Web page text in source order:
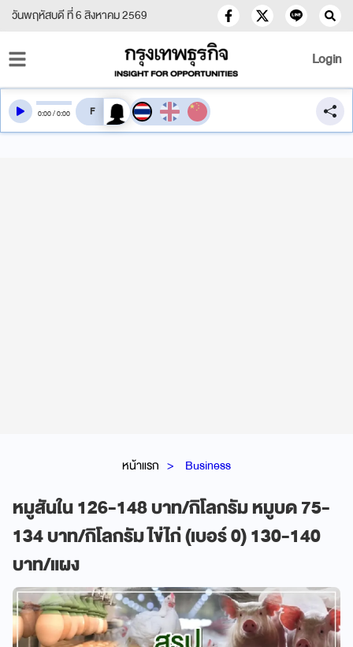
วันพฤหัสบดี ที่ 6 สิงหาคม 2569
Login
หน้าแรก Business
หมูสันใน 126-148 บาท/กิโลกรัม หมูบด 75-
134 บาท/กิโลกรัม ไข่ไก่ (เบอร์ 0) 130-140
บาท/แผง
0:00/0:00 สลับเสียงอ่าน